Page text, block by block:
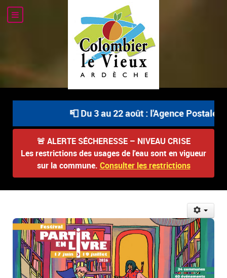
📮 Du 3 au 22 août : l'Agence Postale
🚨 ALERTE SÉCHERESSE – NIVEAU CRISE
Les restrictions des usages de l'eau sont en vigueur
sur la commune. Consulter les restrictions